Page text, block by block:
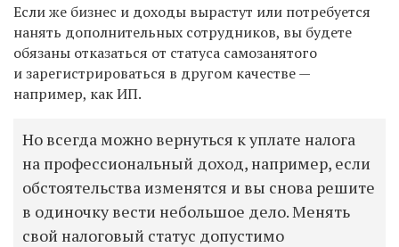
Если же бизнес и доходы вырастут или потребуется
нанять дополнительных сотрудников, вы будете
обязаны отказаться от статуса самозанятого
и зарегистрироваться в другом качестве —
например, как ИП.
Но всегда можно вернуться к уплате налога
на профессиональный доход, например, если
обстоятельства изменятся и вы снова решите
в одиночку вести небольшое дело. Менять
свой налоговый статус допустимо